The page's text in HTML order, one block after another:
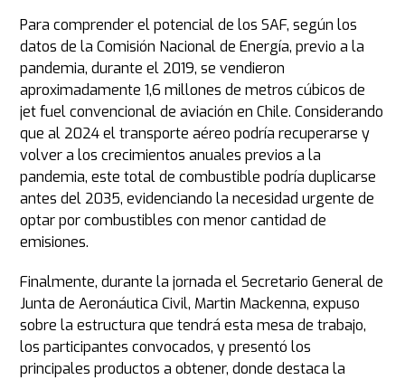
Para comprender el potencial de los SAF, según los
datos de la Comisión Nacional de Energía, previo a la
pandemia, durante el 2019, se vendieron
aproximadamente 1,6 millones de metros cúbicos de
jet fuel convencional de aviación en Chile. Considerando
que al 2024 el transporte aéreo podría recuperarse y
volver a los crecimientos anuales previos a la
pandemia, este total de combustible podría duplicarse
antes del 2035, evidenciando la necesidad urgente de
optar por combustibles con menor cantidad de
emisiones.
Finalmente, durante la jornada el Secretario General de
Junta de Aeronáutica Civil, Martin Mackenna, expuso
sobre la estructura que tendrá esta mesa de trabajo,
los participantes convocados, y presentó los
principales productos a obtener, donde destaca la